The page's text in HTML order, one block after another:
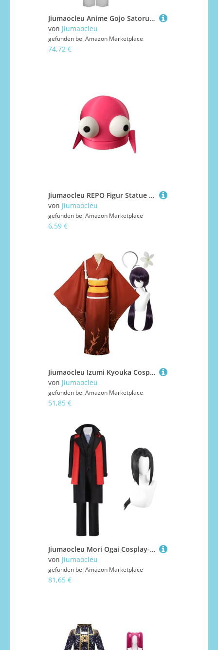
Jiumaocleu Anime Gojo Satoru Cosplay Kostüm mit Perücke - Kugisaki Nobara/Itadori Yuuji/Fushiguro Megumi Cosplay Outfits Anzüge Halloween Karneval Komplettes Set Kleidung Requisiten
von Jiumaocleu
gefunden bei Amazon Marketplace
74,72 €
Jiumaocleu REPO Figur Statue Mini Anime REPO Figuren Modell Anime Game Figures Cake Topper Dekoration Handgemachtes Sammelfigur 7cm
von Jiumaocleu
gefunden bei Amazon Marketplace
6,59 €
Jiumaocleu Izumi Kyouka Cosplay BSD Kostüm Outfit Komplettes Set Rot Kimono Izumi Kyouka Kostüm für Halloween Weihnachten Karneval Party Dress Up
von Jiumaocleu
gefunden bei Amazon Marketplace
51,85 €
Jiumaocleu Mori Ogai Cosplay-Kostüm, komplettes Set, Anime-BSD Cosplay-Outfits, Mantel, Hose, Handschuhe für Erwachsene, Halloween, Karneval, Party, Verkleiden für Fans
von Jiumaocleu
gefunden bei Amazon Marketplace
81,65 €